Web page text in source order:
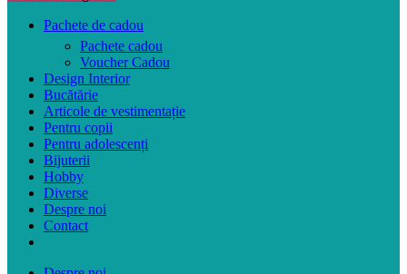
Pachete de cadou
Pachete cadou
Voucher Cadou
Design Interior
Bucătărie
Articole de vestimentație
Pentru copii
Pentru adolescenți
Bijuterii
Hobby
Diverse
Despre noi
Contact